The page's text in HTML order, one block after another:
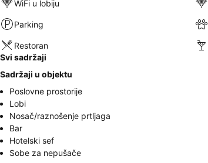
WiFi u lobiju
Parking
Restoran
Svi sadržaji
Sadržaji u objektu
Poslovne prostorije
Lobi
Nosač/raznošenje prtljaga
Bar
Hotelski sef
Sobe za nepušače